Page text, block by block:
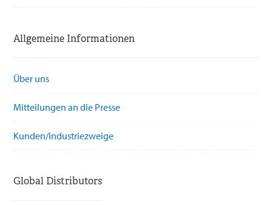
Allgemeine Informationen
Über uns
Mitteilungen an die Presse
Kunden/Industriezweige
Global Distributors